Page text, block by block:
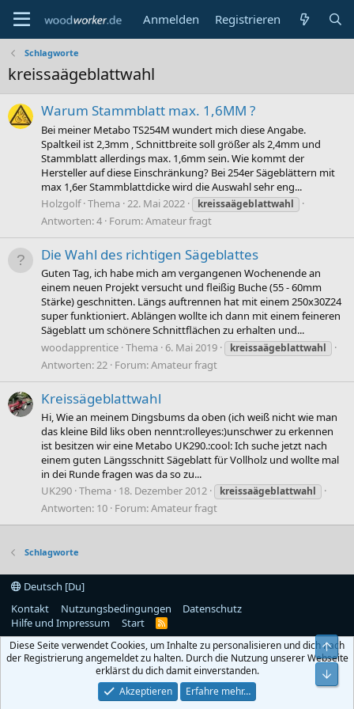
Anmelden Registrieren
Schlagworte
kreissaägeblattwahl
Warum Stammblatt max. 1,6MM ?
Bei meiner Metabo TS254M wundert mich diese Angabe.
Spaltkeil ist 2,3mm , Schnittbreite soll größer als 2,4mm und
Stammblatt allerdings max. 1,6mm sein. Wie kommt der
Hersteller auf diese Einschränkung? Bei 254er Sägeblättern mit
max 1,6er Stammblattdicke wird die Auswahl sehr eng...
Holzgolf Thema 22. Mai 2022 kreissaägeblattwahl
Antworten: 4 Forum:Amateur fragt
Die Wahl des richtigen Sägeblattes
Guten Tag, ich habe mich am vergangenen Wochenende an
einem neuen Projekt versucht und fleißig Buche (55 - 60mm
Stärke) geschnitten. Längs auftrennen hat mit einem 250x30Z24
super funktioniert. Ablängen wollte ich dann mit einem feineren
Sägeblatt um schönere Schnittflächen zu erhalten und...
woodapprentice Thema 6. Mai 2019 kreissaägeblattwahl
Antworten: 22 Forum:Amateur fragt
Kreissägeblattwahl
Hi, Wie an meinem Dingsbums da oben (ich weiß nicht wie man
das kleine Bild liks oben nennt:rolleyes:)unschwer zu erkennen
ist besitzen wir eine Metabo UK290.:cool: Ich suche jetzt nach
einem guten Längsschnitt Sägeblatt für Vollholz und wollte mal
in dei Runde fragen was da so zu...
UK290 Thema 18. Dezember 2012 kreissaägeblattwahl
Antworten: 10 Forum:Amateur fragt
Schlagworte
Deutsch [Du]
Kontakt
Nutzungsbedingungen
Datenschutz
Hilfe und Impressum
Start
R
S
Diese Seite verwendet Cookies, um Inhalte zu personalisieren und dich nach
der Registrierung angemeldet zu halten. Durch die Nutzung unserer Webseite
erklärst du dich damit einverstanden.
Akzeptieren
Erfahre mehr…